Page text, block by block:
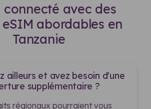
connecté avec des
abordables en
Tanzanie
ailleurs et avez besoin d'une
supplémentaire ?
régionaux pourraient vous